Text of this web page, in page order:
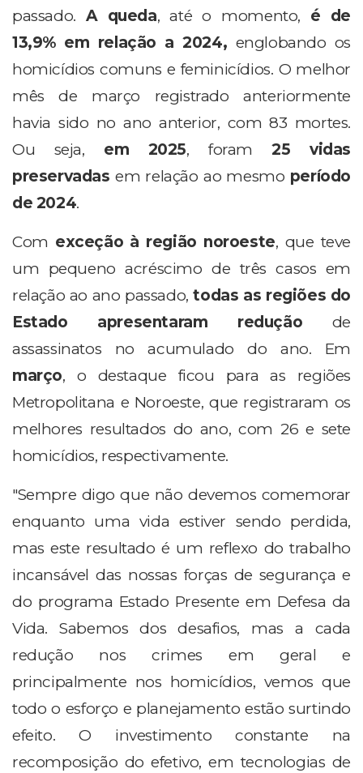
passado. A queda, até o momento, é de
13,9% em relação a 2024, englobando os
homicídios comuns e feminicídios. O melhor
mês de março registrado anteriormente
havia sido no ano anterior, com 83 mortes.
Ou seja, em 2025, foram 25 vidas
preservadas em relação ao mesmo período
de 2024.
Com exceção à região noroeste, que teve
um pequeno acréscimo de três casos em
relação ao ano passado, todas as regiões do
Estado apresentaram redução de
assassinatos no acumulado do ano. Em
março, o destaque ficou para as regiões
Metropolitana e Noroeste, que registraram os
melhores resultados do ano, com 26 e sete
homicídios, respectivamente.
"Sempre digo que não devemos comemorar
enquanto uma vida estiver sendo perdida,
mas este resultado é um reflexo do trabalho
incansável das nossas forças de segurança e
do programa Estado Presente em Defesa da
Vida. Sabemos dos desafios, mas a cada
redução nos crimes em geral e
principalmente nos homicídios, vemos que
todo o esforço e planejamento estão surtindo
efeito. O investimento constante na
recomposição do efetivo, em tecnologias de